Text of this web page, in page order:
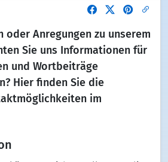
oder Anregungen zu unserem
Sie uns Informationen für
und Wortbeiträge
Hier finden Sie die
im